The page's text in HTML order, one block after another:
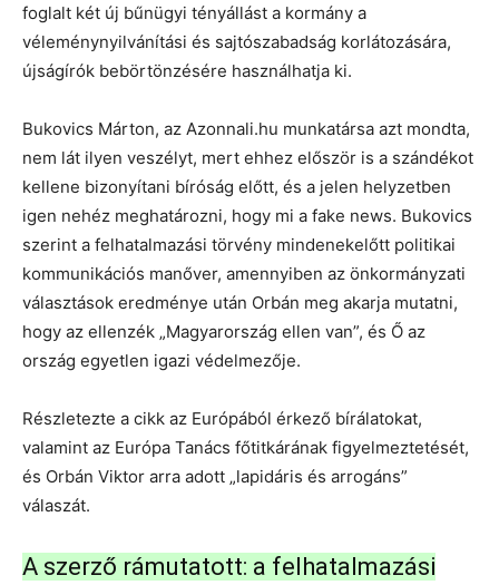
foglalt két új bűnügyi tényállást a kormány a
véleménynyilvánítási és sajtószabadság korlátozására,
újságírók bebörtönzésére használhatja ki.
Bukovics Márton, az Azonnali.hu munkatársa azt mondta,
nem lát ilyen veszélyt, mert ehhez először is a szándékot
kellene bizonyítani bíróság előtt, és a jelen helyzetben
igen nehéz meghatározni, hogy mi a fake news. Bukovics
szerint a felhatalmazási törvény mindenekelőtt politikai
kommunikációs manőver, amennyiben az önkormányzati
választások eredménye után Orbán meg akarja mutatni,
hogy az ellenzék „Magyarország ellen van”, és Ő az
ország egyetlen igazi védelmezője.
Részletezte a cikk az Európából érkező bírálatokat,
valamint az Európa Tanács főtitkárának figyelmeztetését,
és Orbán Viktor arra adott „lapidáris és arrogáns”
válaszát.
A szerző rámutatott: a felhatalmazási